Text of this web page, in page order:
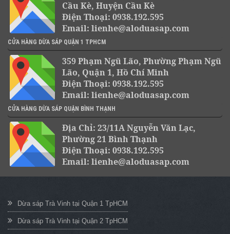
Cầu Kè, Huyện Cầu Kè
Điện Thoại: 0938.192.595
Email: lienhe@aloduasap.com
CỬA HÀNG DỪA SÁP QUẬN 1 TPHCM
359 Phạm Ngũ Lão, Phường Phạm Ngũ
Lão, Quận 1, Hồ Chí Minh
Điện Thoại: 0938.192.595
Email: lienhe@aloduasap.com
CỬA HÀNG DỪA SÁP QUẬN BÌNH THẠNH
Địa Chỉ: 23/11A Nguyễn Văn Lạc,
Phường 21 Bình Thạnh
Điện Thoại: 0938.192.595
Email: lienhe@aloduasap.com
Dừa sáp Trà Vinh tại Quận 1 TpHCM
Dừa sáp Trà Vinh tại Quận 2 TpHCM